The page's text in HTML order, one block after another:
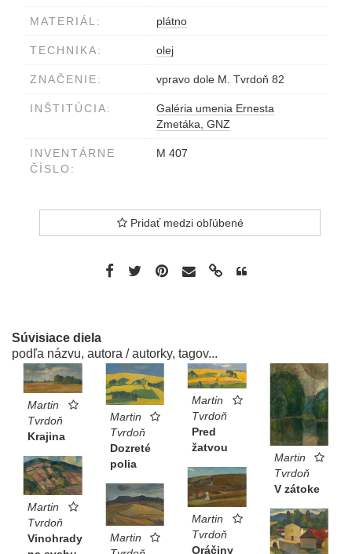
MATERIÁL: plátno
TECHNIKA: olej
ZNAČENIE: vpravo dole M. Tvrdoň 82
INŠTITÚCIA:
Galéria umenia Ernesta
Zmetáka, GNZ
INVENTÁRNE
ČÍSLO:
M 407
Pridať medzi obľúbené
Súvisiace diela
podľa názvu, autora / autorky, tagov...
Martin
Tvrdoň
Krajina
Martin
Tvrdoň
Dozreté
polia
Martin
Tvrdoň
Pred
žatvou
Martin
Tvrdoň
V zátoke
Martin
Tvrdoň
Vinohrady
Martin
Tvrdoň
Oráčiny
Martin